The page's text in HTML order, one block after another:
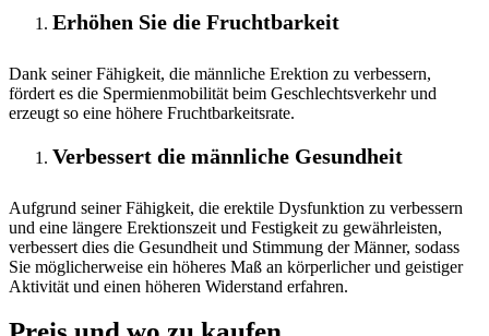
Erhöhen Sie die Fruchtbarkeit
Dank seiner Fähigkeit, die männliche Erektion zu verbessern,
fördert es die Spermienmobilität beim Geschlechtsverkehr und
erzeugt so eine höhere Fruchtbarkeitsrate.
Verbessert die männliche Gesundheit
Aufgrund seiner Fähigkeit, die erektile Dysfunktion zu verbessern
und eine längere Erektionszeit und Festigkeit zu gewährleisten,
verbessert dies die Gesundheit und Stimmung der Männer, sodass
Sie möglicherweise ein höheres Maß an körperlicher und geistiger
Aktivität und einen höheren Widerstand erfahren.